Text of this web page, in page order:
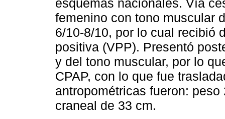
esquemas nacionales. Vía
femenino con tono muscular
6/10-8/10, por lo cual recibió
positiva (VPP). Presentó
y del tono muscular, por lo
CPAP, con lo que fue
antropométricas fueron:
craneal de 33 cm.